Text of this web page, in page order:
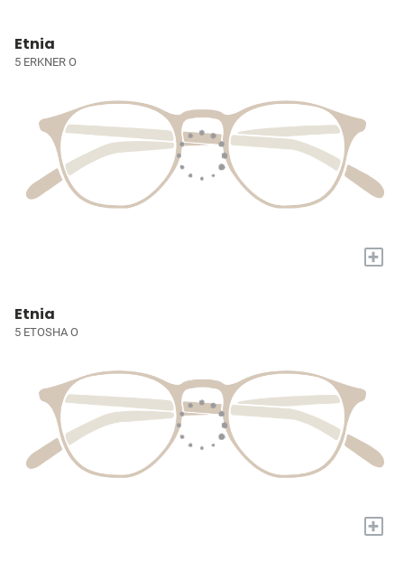
Etnia
5 ERKNER O
+
Etnia
5 ETOSHA O
+